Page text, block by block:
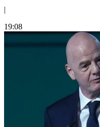
|
19:08